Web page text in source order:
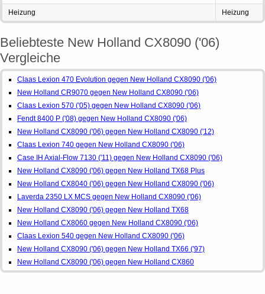
Heizung Heizung
Beliebteste New Holland CX8090 ('06)
Vergleiche
Claas Lexion 470 Evolution gegen New Holland CX8090 ('06)
New Holland CR9070 gegen New Holland CX8090 ('06)
Claas Lexion 570 ('05) gegen New Holland CX8090 ('06)
Fendt 8400 P ('08) gegen New Holland CX8090 ('06)
New Holland CX8090 ('06) gegen New Holland CX8090 ('12)
Claas Lexion 740 gegen New Holland CX8090 ('06)
Case IH Axial-Flow 7130 ('11) gegen New Holland CX8090 ('06)
New Holland CX8090 ('06) gegen New Holland TX68 Plus
New Holland CX8040 ('06) gegen New Holland CX8090 ('06)
Laverda 2350 LX MCS gegen New Holland CX8090 ('06)
New Holland CX8090 ('06) gegen New Holland TX68
New Holland CX8060 gegen New Holland CX8090 ('06)
Claas Lexion 540 gegen New Holland CX8090 ('06)
New Holland CX8090 ('06) gegen New Holland TX66 ('97)
New Holland CX8090 ('06) gegen New Holland CX860